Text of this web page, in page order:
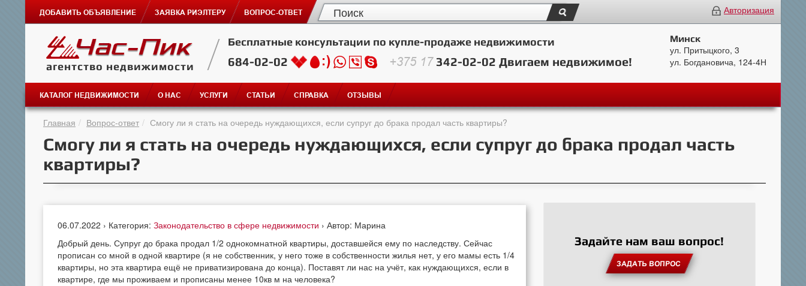
ДОБАВИТЬ ОБЪЯВЛЕНИЕ ЗАЯВКА РИЭЛТЕРУ ВОПРОС-ОТВЕТ Авторизация
агентство недвижимости
Бесплатные консультации по купле-продаже недвижимости
684-02-02 +375 17342-02-02 Двигаем недвижимое!
Минск
ул. Притыцкого, 3
ул. Богдановича, 124-4Н
КАТАЛОГ НЕДВИЖИМОСТИ О НАС УСЛУГИ СТАТЬИ СПРАВКА ОТЗЫВЫ
Главная Вопрос-ответ Смогу ли я стать на очередь нуждающихся, если супруг до брака продал часть квартиры?
Смогу ли я стать на очередь нуждающихся, если супруг до брака продал часть
квартиры?
06.07.2022 › Категория: Законодательство в сфере недвижимости › Автор: Марина
Добрый день. Супруг до брака продал 1/2 однокомнатной квартиры, доставшейся ему по наследству. Сейчас
прописан со мной в одной квартире (я не собственник, у него тоже в собственности жилья нет, у его мамы есть 1/4
квартиры, но эта квартира ещё не приватизирована до конца). Поставят ли нас на учёт, как нуждающихся, если в
квартире, где мы проживаем и прописаны менее 10кв м на человека?
Задайте нам ваш вопрос!
ЗАДАТЬ ВОПРОС